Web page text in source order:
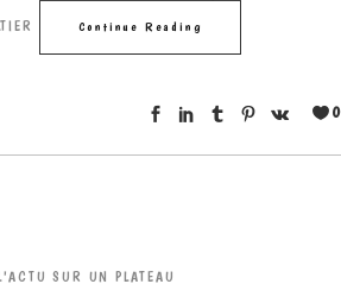
Continue Reading
0
SUR UN PLATEAU